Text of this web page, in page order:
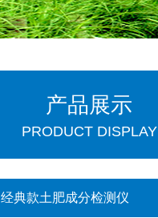
产品展示
PRODUCT DISPLAY
经典款土肥成分检测仪